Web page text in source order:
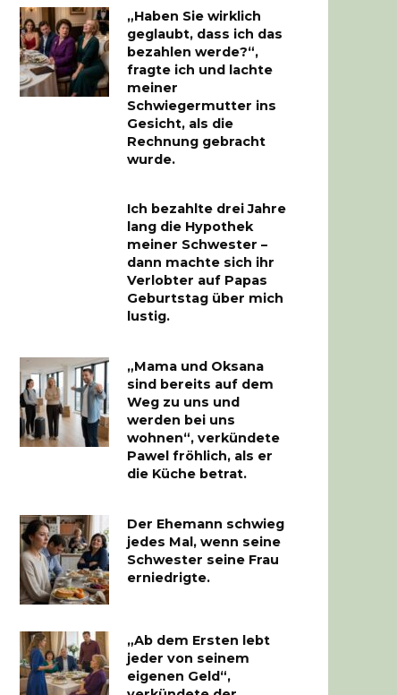
„Haben Sie wirklich
geglaubt, dass ich das
bezahlen werde?“,
fragte ich und lachte
meiner
Schwiegermutter ins
Gesicht, als die
Rechnung gebracht
wurde.
Ich bezahlte drei Jahre
lang die Hypothek
meiner Schwester –
dann machte sich ihr
Verlobter auf Papas
Geburtstag über mich
lustig.
„Mama und Oksana
sind bereits auf dem
Weg zu uns und
werden bei uns
wohnen“, verkündete
Pawel fröhlich, als er
die Küche betrat.
Der Ehemann schwieg
jedes Mal, wenn seine
Schwester seine Frau
erniedrigte.
„Ab dem Ersten lebt
jeder von seinem
eigenen Geld“,